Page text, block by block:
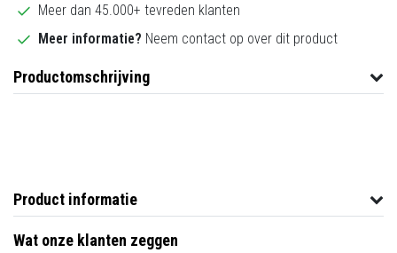
Meer dan 45.000+ tevreden klanten
Meer informatie? Neem contact op over dit product
Productomschrijving
Product informatie
Wat onze klanten zeggen